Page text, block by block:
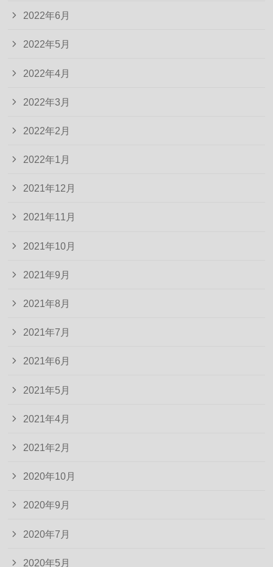
2022年6月
2022年5月
2022年4月
2022年3月
2022年2月
2022年1月
2021年12月
2021年11月
2021年10月
2021年9月
2021年8月
2021年7月
2021年6月
2021年5月
2021年4月
2021年2月
2020年10月
2020年9月
2020年7月
2020年5月